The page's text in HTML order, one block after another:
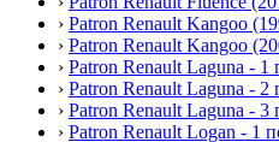
› Patron Renault Kangoo
› Patron Renault Kangoo
› Patron Renault Laguna - 1
› Patron Renault Laguna - 2
› Patron Renault Laguna - 3
› Patron Renault Logan - 1